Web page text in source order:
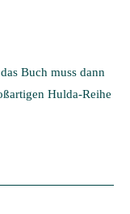
Buch muss dann
Hulda-Reihe